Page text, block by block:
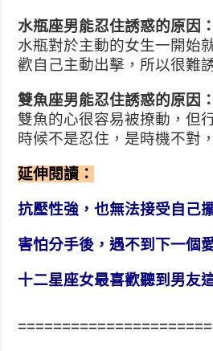
水瓶座男能忍住誘惑的原因
水瓶對於主動的女生一開始
歡自己主動出擊，所以很難
雙魚座男能忍住誘惑的原因
雙魚的心很容易被撩動，但
時候不是忍住，是時機不對
延伸閱讀：
抗壓性強，也無法接受自己
害怕分手後，遇不到下一個
十二星座女最喜歡聽到男友